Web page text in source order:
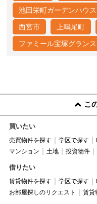
池田栄町ガーデンハウス
西宮市 上鳴尾町
ファミール宝塚グラン
こ
買いたい
売買物件を探す 学区で探す
マンション
土地 投資物件
借りたい
賃貸物件を探す 学区で探す
お部屋探しのリクエスト
賃貸